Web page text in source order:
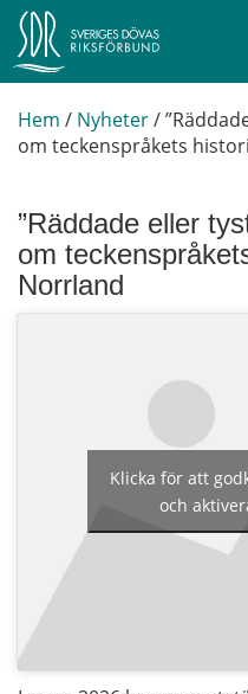
Hem / Nyheter/
om teckenspråkets
”Räddade eller
om
Norrland
Klicka för att
och